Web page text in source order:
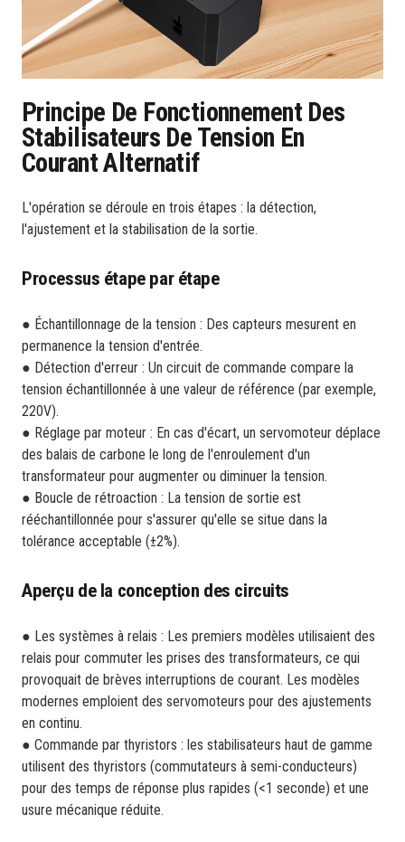
Principe De Fonctionnement Des
Stabilisateurs De Tension En
Courant Alternatif
L'opération se déroule en trois étapes : la détection,
l'ajustement et la stabilisation de la sortie.
Processus étape par étape
● Échantillonnage de la tension : Des capteurs mesurent en
permanence la tension d'entrée.
● Détection d'erreur : Un circuit de commande compare la
tension échantillonnée à une valeur de référence (par exemple,
220V).
● Réglage par moteur : En cas d'écart, un servomoteur déplace
des balais de carbone le long de l'enroulement d'un
transformateur pour augmenter ou diminuer la tension.
● Boucle de rétroaction : La tension de sortie est
rééchantillonnée pour s'assurer qu'elle se situe dans la
tolérance acceptable (±2%).
Aperçu de la conception des circuits
● Les systèmes à relais : Les premiers modèles utilisaient des
relais pour commuter les prises des transformateurs, ce qui
provoquait de brèves interruptions de courant. Les modèles
modernes emploient des servomoteurs pour des ajustements
en continu.
● Commande par thyristors : les stabilisateurs haut de gamme
utilisent des thyristors (commutateurs à semi-conducteurs)
pour des temps de réponse plus rapides (<1 seconde) et une
usure mécanique réduite.